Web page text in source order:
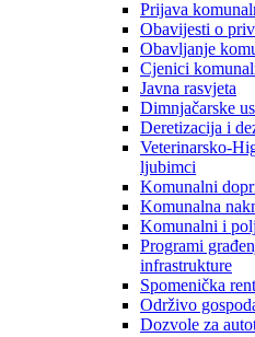
Prijava
Obavijesti o
Obavljanje
Cjenici
Javna rasvjeta
Dimnjačarske
Deretizacija i
Veterinarsko-
ljubimci
Komunalni
Komunalna
Komunalni i
Programi
infrastrukture
Spomenička
Održivo
Dozvole za